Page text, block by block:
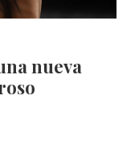
nueva